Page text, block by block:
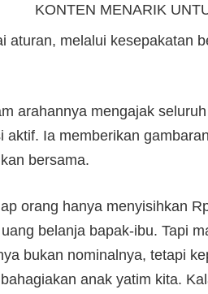
KONTEN MENARIK
aturan, melalui kesepakatan
arahannya mengajak
aktif. Ia memberikan
bersama.
orang hanya menyisihkan
belanja bapak-ibu. Tapi
bukan nominalnya, tetapi
anak yatim kita.